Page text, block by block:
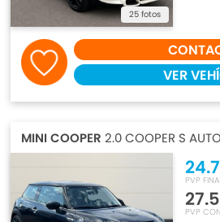
25 fotos
VER
MINI COOPER 2.0 COOPER S
PVP
PVP